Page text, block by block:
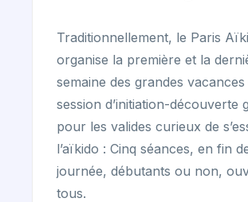
Traditionnellement, le Paris
organise la première et la
semaine des grandes
session d’initiation-découverte
pour les valides curieux de
l’aïkido : Cinq séances, en fin
journée, débutants ou non,
tous.